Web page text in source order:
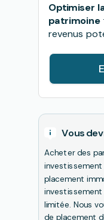
Vous
Acheter des
investissement
placement
limitée. Nous
de placement
Optimiser
patrimoine
revenus